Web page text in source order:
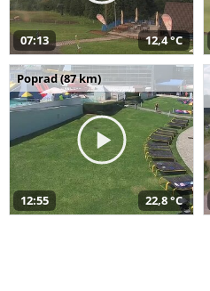
07:13 12,4 °C
Poprad (87 km)
12:55 22,8 °C